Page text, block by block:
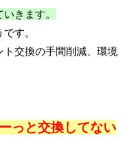
きます。
す。
ト交換の手間削減、環境
っと交換してない